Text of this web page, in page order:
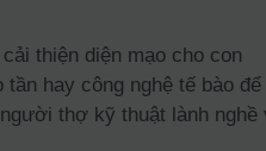
thiện diện mạo cho con
hay công nghệ tế bào
thợ kỹ thuật lành nghề